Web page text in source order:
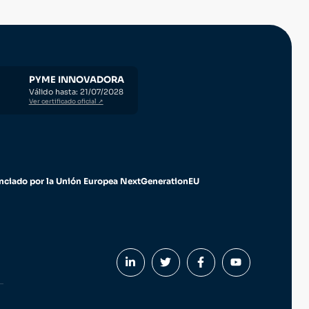
PYME INNOVADORA
Válido hasta: 21/07/2028
Ver certificado oficial ↗
por la Unión Europea NextGenerationEU